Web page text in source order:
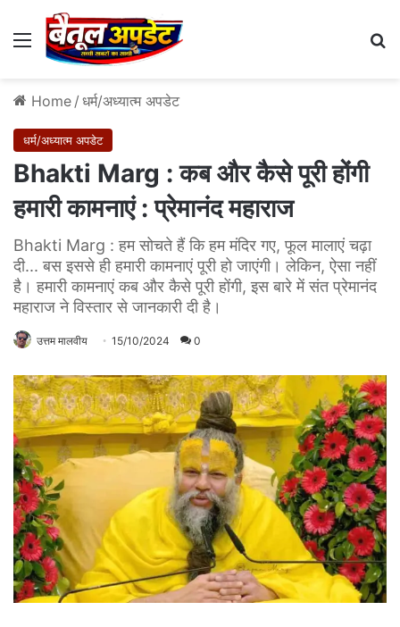
Menu
Home / धर्म/अध्यात्म अपडेट
धर्म/अध्यात्म अपडेट
Bhakti Marg : कब और कैसे पूरी होंगी
हमारी कामनाएं : प्रेमानंद महाराज
Bhakti Marg : हम सोचते हैं कि हम मंदिर गए, फूल मालाएं चढ़ा
दी... बस इससे ही हमारी कामनाएं पूरी हो जाएंगी। लेकिन, ऐसा नहीं
है। हमारी कामनाएं कब और कैसे पूरी होंगी, इस बारे में संत प्रेमानंद
महाराज ने विस्तार से जानकारी दी है।
उत्तम मालवीय 15/10/2024 0